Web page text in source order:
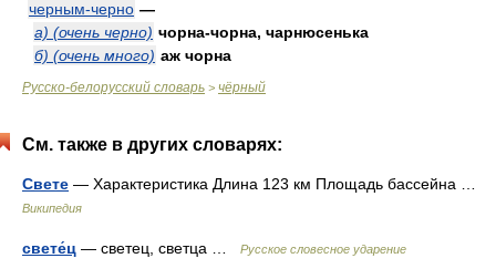
черным-черно —
а) (очень черно) чорна-чорна, чарнюсенька
б) (очень много) аж чорна
Русско-белорусский словарь > чёрный
См. также в других словарях:
Свете — Характеристика Длина 123 км Площадь бассейна …
Википедия
свете́ц — светец, светца … Русское словесное ударение